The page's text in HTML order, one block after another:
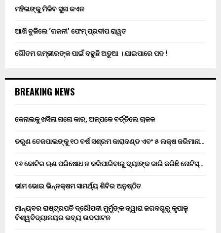
ମହିଳାଙ୍କୁ ମିଳିବ ସୁନା କଏନ
ଆଖି ବୁଜିଲେ ‘ଗଜନୀ’ ଫେମ୍ ପ୍ରଦୀପ ରାୱତ
ଗୌତମ ଗମ୍ଭୀରଙ୍କ ପାଇଁ ବଢୁଛି ଅଡୁଆ । ଯାଇପାରେ ପଦ !
BREAKING NEWS
କେନାଲକୁ ଖସିଲା ନାନୋ କାର, ଅଳ୍ପକେ ବର୍ତ୍ତିଲେ ଚାଳକ
ତରୁଣ ତେଜପାଲଙ୍କୁ ୧୦ ବର୍ଷ ସଶ୍ରମ କାରାଦଣ୍ଡ ଏବଂ ₹୫ ଲକ୍ଷ ଜରିମାନା…
୧୬ କୋଟିର ଋଣ ପରିଷୋଧ ନ କରିପାରିବାରୁ ବ୍ୟାଙ୍କ ଜାରି କରିଛି ନୋଟିସ୍…
ଭୀମ ଭୋଇ ଭିନ୍ନକ୍ଷମ ସାମର୍ଥ୍ୟ ଶିବିର ଅନୁଷ୍ଠିତ
ମାନ୍ୟବର ରାଷ୍ଟ୍ରପତି ଦ୍ରୌପଦୀ ମୁର୍ମୁଙ୍କ ଦ୍ୱାରା ଜଗଦଗୁରୁ କୃପାଳୁ
ବିଶ୍ୱବିଦ୍ୟାଳୟର ଭବ୍ୟ ଉଦଘାଟନ